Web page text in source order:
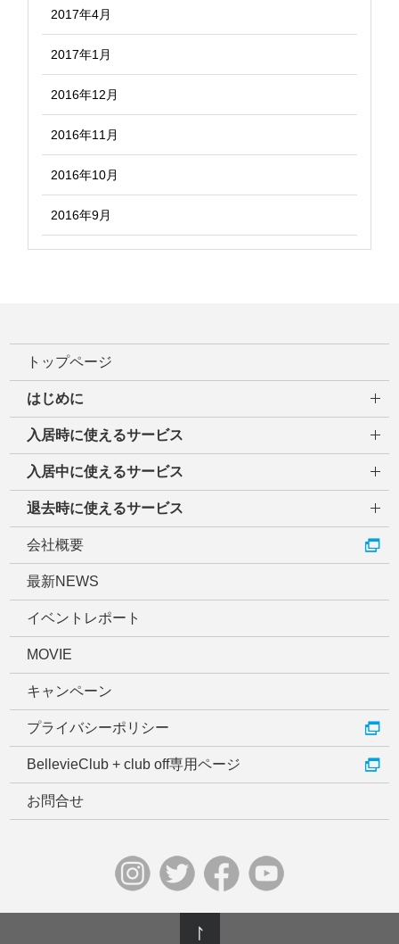
2017年4月
2017年1月
2016年12月
2016年11月
2016年10月
2016年9月
トップページ
はじめに
入居時に使えるサービス
入居中に使えるサービス
退去時に使えるサービス
会社概要
最新NEWS
イベントレポート
MOVIE
キャンペーン
プライバシーポリシー
BellevieClub + club off専用ページ
お問合せ